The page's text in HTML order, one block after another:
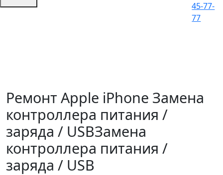
45-77-
77
Ремонт Apple iPhone Замена
контроллера питания /
заряда / USBЗамена
контроллера питания /
заряда / USB